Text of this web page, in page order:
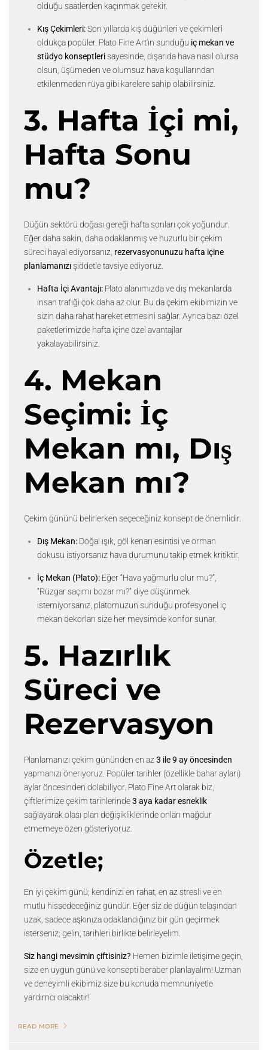
olduğu saatlerden kaçınmak gerekir.
Kış Çekimleri:Son yıllarda kış düğünleri ve çekimleri
oldukça popüler. Plato Fine Art’ın sunduğu iç mekan ve
stüdyo konseptlerisayesinde, dışarıda hava nasıl olursa
olsun, üşümeden ve olumsuz hava koşullarından
etkilenmeden rüya gibi karelere sahip olabilirsiniz.
3. Hafta İçi mi,
Hafta Sonu
mu?
Düğün sektörü doğası gereği hafta sonları çok yoğundur.
Eğer daha sakin, daha odaklanmış ve huzurlu bir çekim
süreci hayal ediyorsanız, rezervasyonunuzu hafta içine
planlamanızışiddetle tavsiye ediyoruz.
Hafta İçi Avantajı: Plato alanımızda ve dış mekanlarda
insan trafiği çok daha az olur. Bu da çekim ekibimizin ve
sizin daha rahat hareket etmesini sağlar. Ayrıca bazı özel
paketlerimizde hafta içine özel avantajlar
yakalayabilirsiniz.
4. Mekan
Seçimi: İç
Mekan mı, Dış
Mekan mı?
Çekim gününü belirlerken seçeceğiniz konsept de önemlidir.
Dış Mekan: Doğal ışık, göl kenarı esintisi ve orman
dokusu istiyorsanız hava durumunu takip etmek kritiktir.
İç Mekan (Plato): Eğer “Hava yağmurlu olur mu?”,
“Rüzgar saçımı bozar mı?” diye düşünmek
istemiyorsanız, platomuzun sunduğu profesyonel iç
mekan dekorları size her mevsimde konfor sunar.
5. Hazırlık
Süreci ve
Rezervasyon
Planlamanızı çekim gününden en az 3 ile 9 ay öncesinden
yapmanızı öneriyoruz. Popüler tarihler (özellikle bahar ayları)
aylar öncesinden dolabiliyor. Plato Fine Art olarak biz,
çiftlerimize çekim tarihlerinde3 aya kadar esneklik
sağlayarak olası plan değişikliklerinde onları mağdur
etmemeye özen gösteriyoruz.
Özetle;
En iyi çekim günü; kendinizi en rahat, en az stresli ve en
mutlu hissedeceğiniz gündür. Eğer siz de düğün telaşından
uzak, sadece aşkınıza odaklandığınız bir gün geçirmek
isterseniz; gelin, tarihleri birlikte belirleyelim.
Siz hangi mevsimin çiftisiniz? Hemen bizimle iletişime geçin,
size en uygun günü ve konsepti beraber planlayalım! Uzman
ve deneyimli ekibimiz size bu konuda memnuniyetle
yardımcı olacaktır!
READ MORE